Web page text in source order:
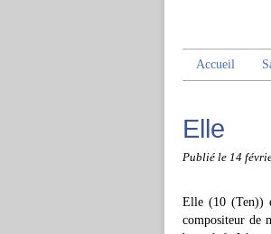
Accueil
Elle
Publié le 14
Elle (10 (Ten))
compositeur de